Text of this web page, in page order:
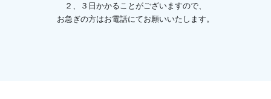
２、３日かかることがございますので、
お急ぎの方はお電話にてお願いいたします。